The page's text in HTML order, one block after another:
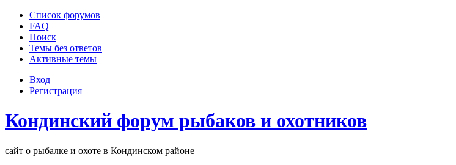
Список форумов
FAQ
Поиск
Темы без ответов
Активные темы
Вход
Регистрация
Кондинский форум рыбаков и охотников
сайт о рыбалке и охоте в Кондинском районе